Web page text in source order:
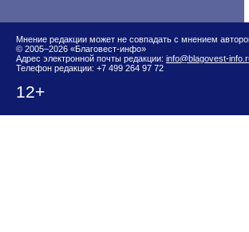
Мнение редакции может не совпадать с мнением
© 2005–2026 «Благовест-инфо»
Адрес электронной почты редакции: info@blagovest-
Телефон редакции: +7 499 264 97 72
12+